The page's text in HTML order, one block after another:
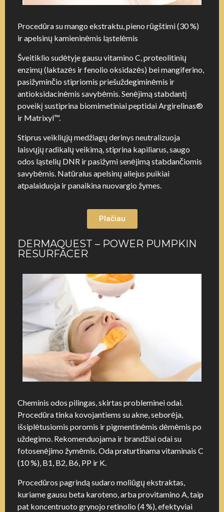
Procedūra su mango ekstraktu, pieno rūgštimi (30 %)
ir apelsinų kamieninėmis ląstelėmis
Šveitiklio sudėtyje gausu vitamino C, proteolitinių
enzimų (laktazės ir fenolio oksidazės) bei mangiferino,
pasižyminčio stipriomis priešuždegiminėmis ir
antioksidacinėmis savybėmis. Senėjimą stabdantį
poveikį sustiprina biomimetiniai peptidai Argirelinas®
ir Matrixyl™.
Stiprus veikliųjų medžiagų derinys neutralizuoja
laisvųjų radikalų veikimą, stiprina kapiliarus, saugo
odos ląstelių DNR ir pasižymi senėjimą stabdančiomis
savybėmis. Natūralus apelsinų aliejus puikiai
atpalaiduoja ir panaikina nuovargio žymes.
Plačiau
DERMAQUEST – POWER PUMPKIN
RESURFACER
Cheminis odos pilingas, skirtas probleminei odai.
Procedūra tinka kovojantiems su akne, seborėja,
išsiplėtusiomis poromis ir pigmentinėmis dėmėmis po
uždegimo. Rekomenduojama ir brandžiai odai su
fotosenėjimo žymėmis. Oda praturtinama vitaminais C
(10 %), B1, B2, B6, PP ir K.
Procedūros pagrindą sudaro moliūgų ekstraktas,
kuriame gausu beta karoteno, arba provitamino A, taip
pat koncentruoto grynojo retinolio (4 %), efektyviai